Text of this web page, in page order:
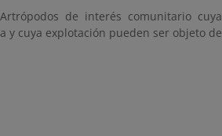
de interés comunitario cuya
y cuya explotación pueden ser objeto de